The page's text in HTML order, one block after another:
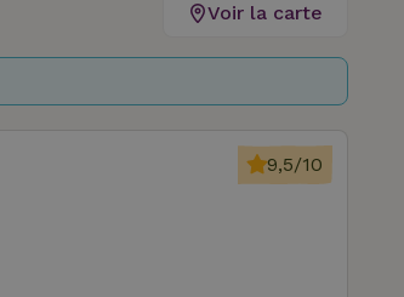
Voir la carte
9,5/10